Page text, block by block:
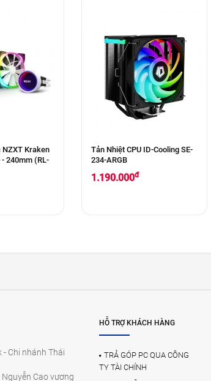
Kraken
- 240mm (RL-
Tản Nhiệt CPU ID-Cooling SE-
234-ARGB
1.190.000đ
Chi nhánh Thái
Cao vương
HỖ TRỢ KHÁCH HÀNG
TRẢ GÓP PC QUA CÔNG
TY TÀI CHÍNH